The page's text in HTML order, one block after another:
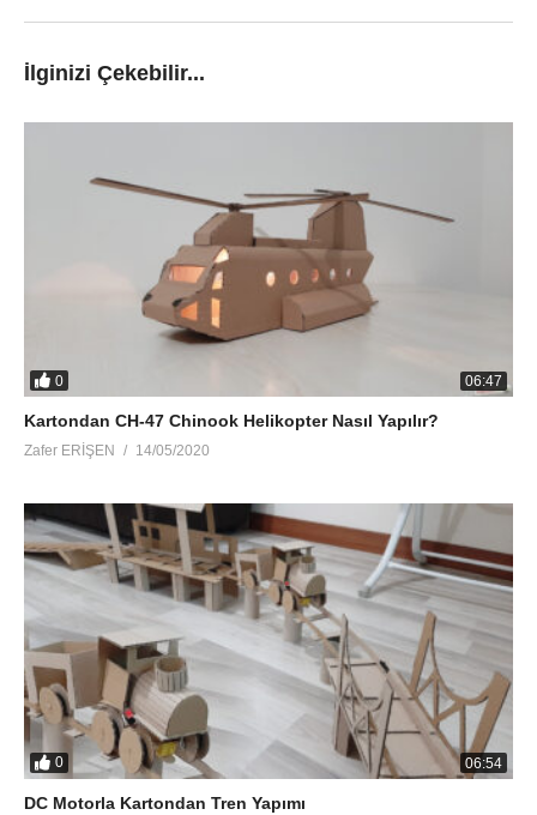
İlginizi Çekebilir...
0 06:47
Kartondan CH-47 Chinook Helikopter Nasıl Yapılır?
Zafer ERİŞEN 14/05/2020
0 06:54
DC Motorla Kartondan Tren Yapımı